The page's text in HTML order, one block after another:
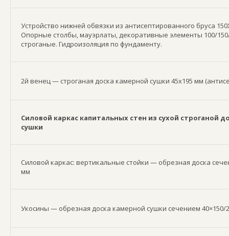
Устройство нижней обвязки из антисептированного бруса
Опорные столбы, мауэрлаты, декоративные элементы 100/
строганые. Гидроизоляция по фундаменту.
2й венец — строганая доска камерной сушки 45х195 мм
Силовой каркас капитальных стен из сухой строганой
сушки
Силовой каркас: вертикальные стойки — обрезная доска
мм
Укосины — обрезная доска камерной сушки сечением 40×150/